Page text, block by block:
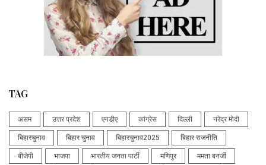
TAG
असम उत्तर प्रदेश एनडीए कांग्रेस दिल्ली नरेंद्र मोदी
बिहारचुनाव बिहार चुनाव बिहारचुनाव2025 बिहार राजनीति
बीजेपी भाजपा भारतीय जनता पार्टी मणिपुर ममता बनर्जी